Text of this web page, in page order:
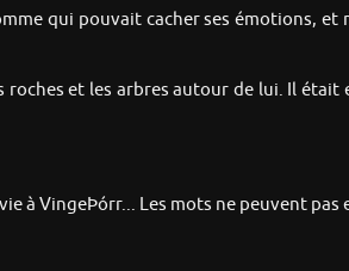
qui pouvait cacher ses émotions,
et les arbres autour de lui. Il
à VingeÞórr... Les mots ne peuvent